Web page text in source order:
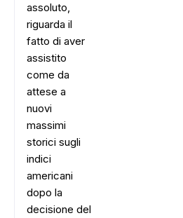
assoluto,
riguarda il
fatto di aver
assistito
come da
attese a
nuovi
massimi
storici sugli
indici
americani
dopo la
decisione del